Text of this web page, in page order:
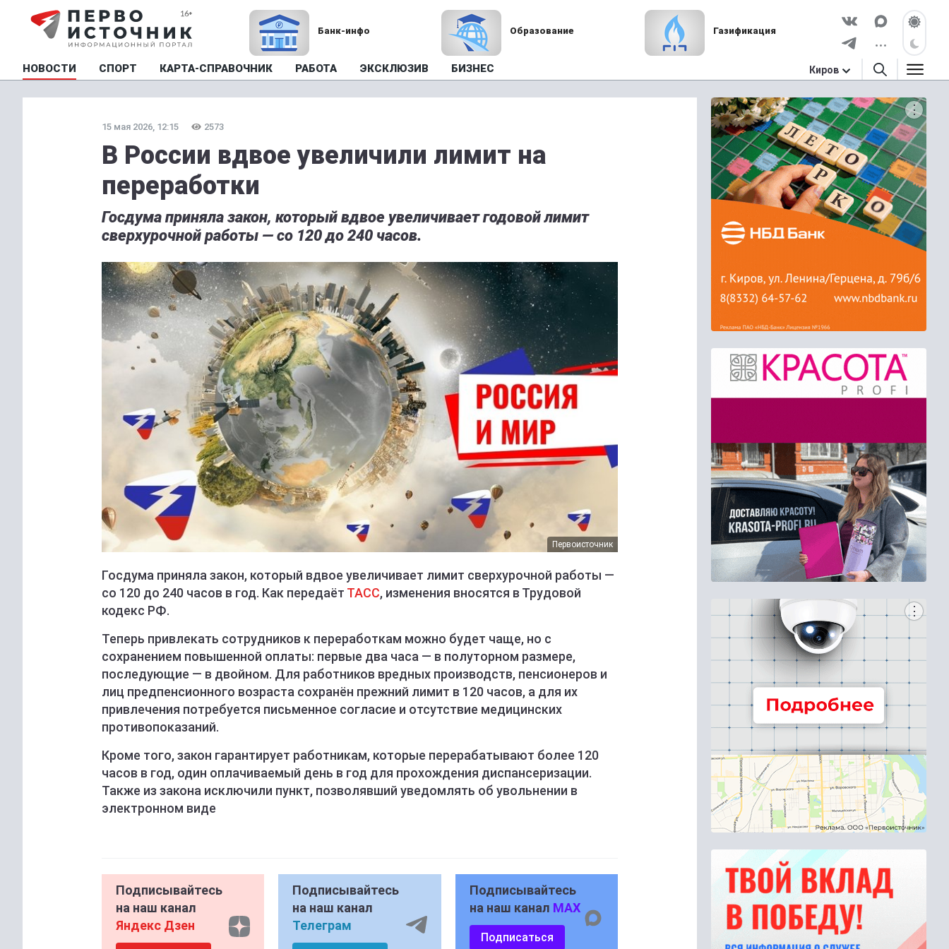
Банк-инфо Образование Газификация
НОВОСТИ СПОРТ КАРТА-СПРАВОЧНИК РАБОТА ЭКСКЛЮЗИВ БИЗНЕС Киров
15 мая 2026, 12:15 2573
В России вдвое увеличили лимит на
переработки
Госдума приняла закон, который вдвое увеличивает годовой лимит
сверхурочной работы — со 120 до 240 часов.
Первоисточник
Госдума приняла закон, который вдвое увеличивает лимит сверхурочной работы —
со 120 до 240 часов в год. Как передаёт ТАСС, изменения вносятся в Трудовой
кодекс РФ.
Теперь привлекать сотрудников к переработкам можно будет чаще, но с
сохранением повышенной оплаты: первые два часа — в полуторном размере,
последующие — в двойном. Для работников вредных производств, пенсионеров и
лиц предпенсионного возраста сохранён прежний лимит в 120 часов, а для их
привлечения потребуется письменное согласие и отсутствие медицинских
противопоказаний.
Кроме того, закон гарантирует работникам, которые перерабатывают более 120
часов в год, один оплачиваемый день в год для прохождения диспансеризации.
Также из закона исключили пункт, позволявший уведомлять об увольнении в
электронном виде
Подписывайтесь
на наш канал
Яндекс Дзен
Подписывайтесь
на наш канал
Телеграм
Подписывайтесь
на наш канал MAX
Подписаться